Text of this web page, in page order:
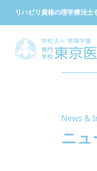
リハビリ資格の理学療法
News &
ニュ